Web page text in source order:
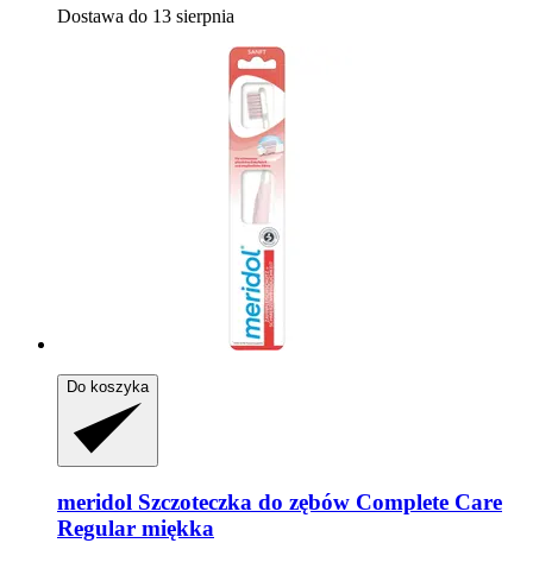
Dostawa do 13 sierpnia
Do koszyka
meridol Szczoteczka do zębów Complete Care
Regular miękka